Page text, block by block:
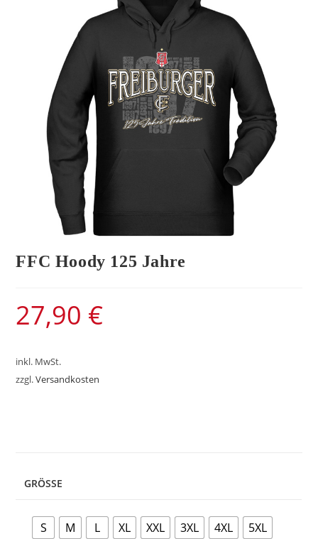
FFC Hoody 125 Jahre
27,90 €
inkl. MwSt.
zzgl.Versandkosten
GRÖSSE
S M L XL XXL 3XL 4XL 5XL